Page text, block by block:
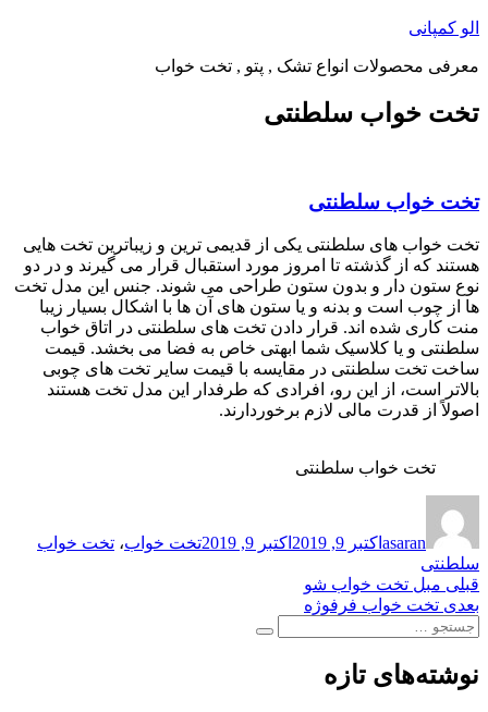
پرش
محتوا
الو کمپانی
معرفی محصولات انواع تشک , پتو , تخت خواب
تخت خواب سلطنتی
تخت خواب سلطنتی
تخت خواب های سلطنتی یکی از قدیمی ترین و زیباترین تخت هایی
هستند که از گذشته تا امروز مورد استقبال قرار می گیرند و در دو
نوع ستون دار و بدون ستون طراحی می شوند. جنس این مدل تخت
ها از چوب است و بدنه و یا ستون های آن ها با اشکال بسیار زیبا
منت کاری شده اند. قرار دادن تخت های سلطنتی در اتاق خواب
سلطنتی و یا کلاسیک شما ابهتی خاص به فضا می بخشد. قیمت
ساخت تخت سلطنتی در مقایسه با قیمت سایر تخت های چوبی
بالاتر است، از این رو، افرادی که طرفدار این مدل تخت هستند
اصولاً از قدرت مالی لازم برخوردارند.
تخت خواب سلطنتی
asaranدر
اکتبر 9, 2019 اکتبر 9, 2019 تخت خواب، تخت خواب
سلطنتی
راهبری
نوشته
قبلی نوشته
قبلی:
مبل تخت خواب شو
بعدی نوشته
بعدی:
تخت خواب فرفوژه
جستجو
جستجو
نوشته‌های تازه